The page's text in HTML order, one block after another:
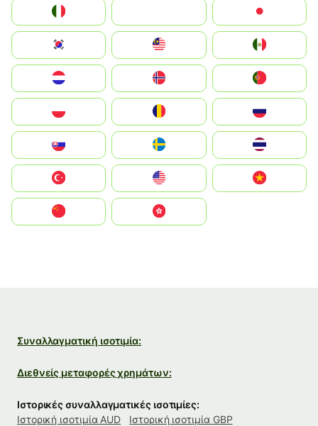
South Korea
United States
中國香港特別行政區
Συναλλαγματική ισοτιμία:
Διεθνείς μεταφορές χρημάτων:
Ιστορικές συναλλαγματικές ισοτιμίες:
Ιστορική ισοτιμία AUD
Ιστορική ισοτιμία GBP